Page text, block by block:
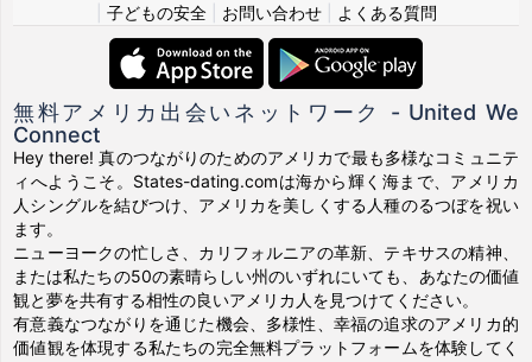
子どもの安全| お問い合わせ| よくある質問
無料アメリカ出会いネットワーク - United We
Connect
Hey there! 真のつながりのためのアメリカで最も多様なコミュニテ
ィへようこそ。States-dating.comは海から輝く海まで、アメリカ
人シングルを結びつけ、アメリカを美しくする人種のるつぼを祝い
ます。
ニューヨークの忙しさ、カリフォルニアの革新、テキサスの精神、
または私たちの50の素晴らしい州のいずれにいても、あなたの価値
観と夢を共有する相性の良いアメリカ人を見つけてください。
有意義なつながりを通じた機会、多様性、幸福の追求のアメリカ的
価値観を体現する私たちの完全無料プラットフォームを体験してく